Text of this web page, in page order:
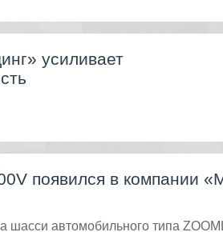
усиливает
появился в компании
шасси автомобильного типа